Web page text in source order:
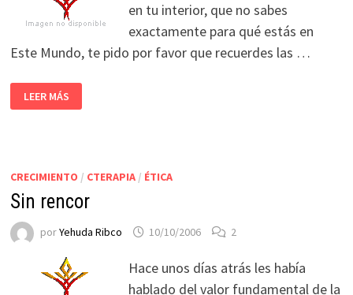
en tu interior, que no sabes
exactamente para qué estás en
Este Mundo, te pido por favor que recuerdes las …
LEER MÁS
CRECIMIENTO / CTERAPIA/ ÉTICA
Sin rencor
porYehuda Ribco 10/10/2006 2
Hace unos días atrás les había
hablado del valor fundamental de la